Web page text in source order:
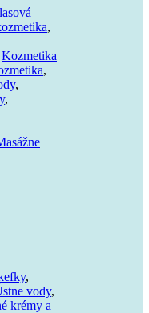
,
Kozmetika
,
,
,
,
vody,
krémy a